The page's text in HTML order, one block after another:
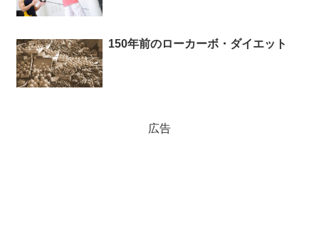
150年前のローカーボ・ダイエット
広告